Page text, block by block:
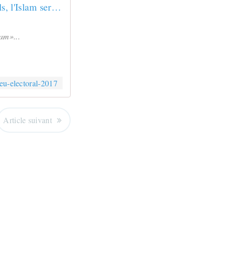
Pour Manuel Valls, l'Islam sera «un enjeu électoral» en 2017
electoral-2017
Article suivant